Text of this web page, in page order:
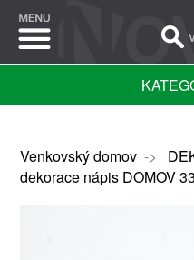
Venkovský domov->
dekorace nápis DOMOV